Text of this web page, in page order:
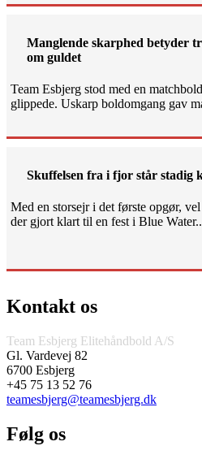
Manglende skarphed betyder
om guldet
Team Esbjerg stod med en
glippede. Uskarp boldomgang gav
Skuffelsen fra i fjor står stadig
Med en storsejr i det første opgør,
der gjort klart til en fest i Blue
Kontakt os
Team Esbjerg Elitehåndbold A/S
Gl. Vardevej 82
6700 Esbjerg
+45 75 13 52 76
teamesbjerg@teamesbjerg.dk
Følg os